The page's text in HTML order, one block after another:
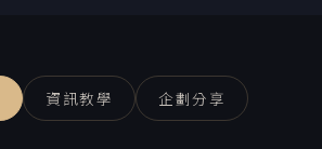
資訊教學 企劃分享